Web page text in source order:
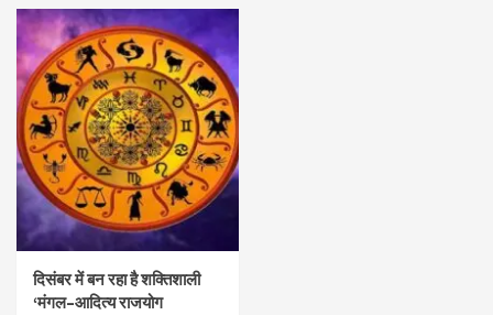
दिसंबर में बन रहा है शक्तिशाली
‘मंगल–आदित्य राजयोग